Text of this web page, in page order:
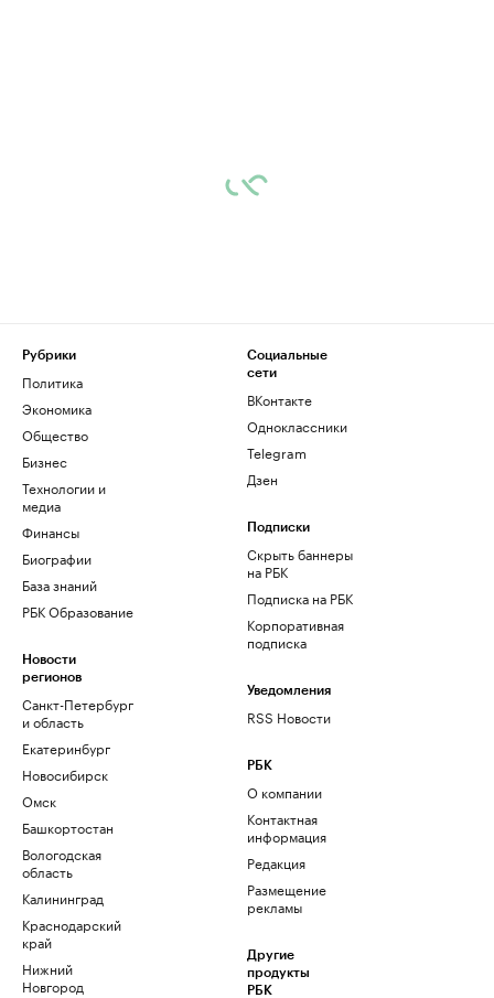
Рубрики
Политика
Экономика
Общество
Бизнес
Технологии и
медиа
Финансы
Биографии
База знаний
РБК Образование
Новости
регионов
Санкт-Петербург
и область
Екатеринбург
Новосибирск
Омск
Башкортостан
Вологодская
область
Калининград
Краснодарский
край
Нижний
Новгород
Социальные
сети
ВКонтакте
Одноклассники
Telegram
Дзен
Подписки
Скрыть баннеры
на РБК
Подписка на РБК
Корпоративная
подписка
Уведомления
RSS Новости
РБК
О компании
Контактная
информация
Редакция
Размещение
рекламы
Другие
продукты
РБК